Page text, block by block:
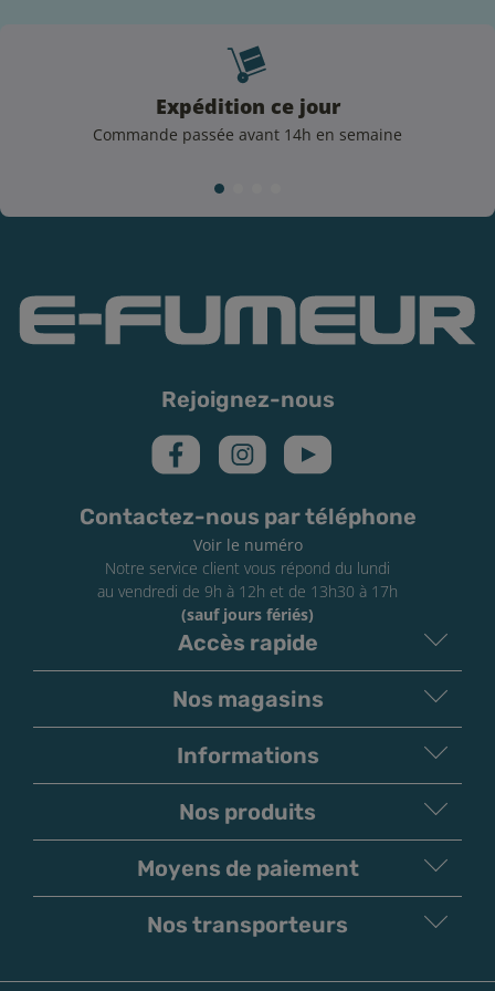
Les conseils d’E-Fumeur pour des saveurs
intenses
façon optimale ? Quelques indications simples sont
pour cela à respecter :
La résistance : utilisez une résistance en bon état,
n’oubliez pas d’amorcer une résistance neuve avant
La DLUO : vérifiez cette dernière, une fois celle-ci
dépassée, le e-liquide restera bon et pourra être
vapoté sans danger, il perdra simplement petit à
petit de ses saveurs
Expédition ce jour
Commande passée avant 14h en semaine
Rejoignez-nous
Contactez-nous par téléphone
Voir le numéro
Notre service client vous répond du lundi
au vendredi de 9h à 12h et de 13h30 à 17h
(sauf jours fériés)
Accès rapide
Nos magasins
Informations
Nos produits
Moyens de paiement
Nos transporteurs